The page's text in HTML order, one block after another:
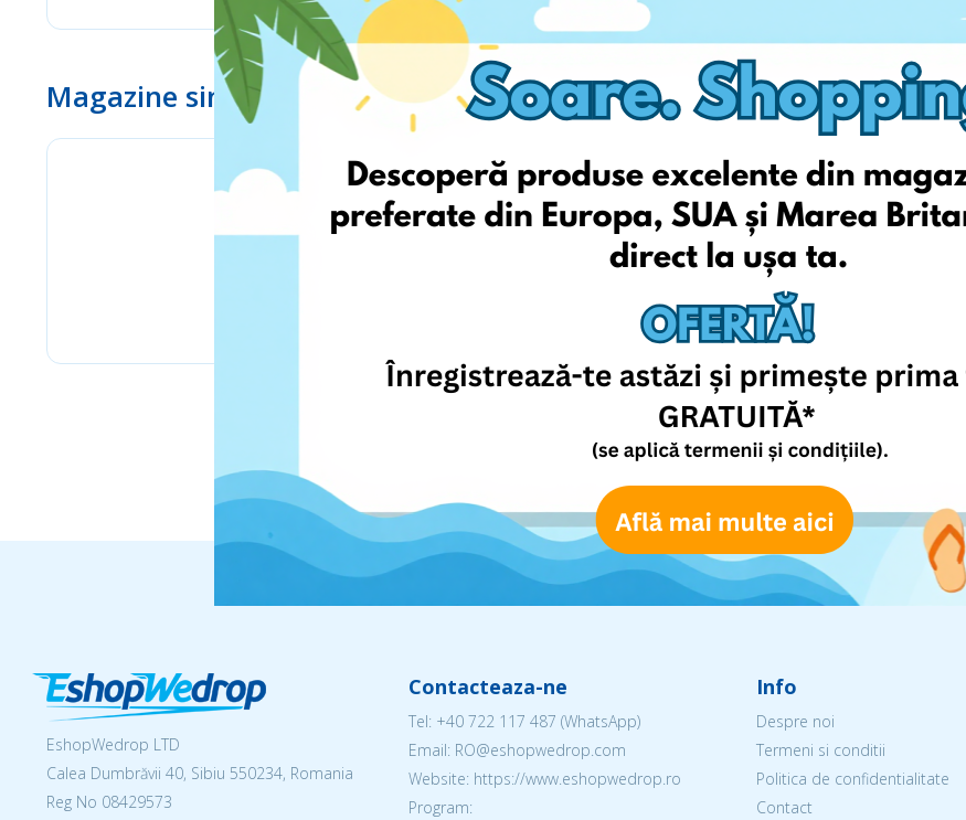
Magazine similare
EshopWedrop LTD
Calea Dumbrăvii 40, Sibiu 550234, Romania
Reg No 08429573
Contacteaza-ne
Tel: +40 722 117 487 (WhatsApp)
Email: RO@eshopwedrop.com
Website: https://www.eshopwedrop.ro
Program:
Info
Despre noi
Termeni si conditii
Politica de confidentialitate
Contact